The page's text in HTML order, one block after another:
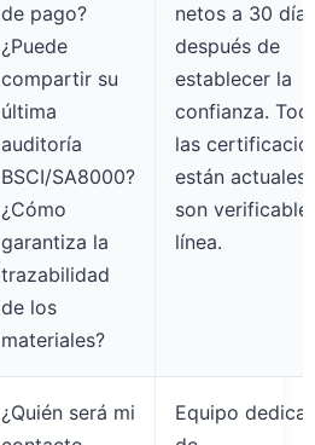
de pago?
¿Puede
compartir su
última
auditoría
BSCI/SA8000?
¿Cómo
garantiza la
trazabilidad
de los
materiales?
netos a 30 días
después de
establecer la
confianza.
las
están actuales
son
línea.
¿Quién será mi
Equipo